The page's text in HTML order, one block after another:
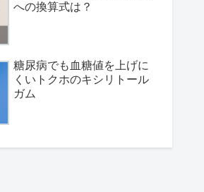
への換算式は？
糖尿病でも血糖値を上げに
くいトクホのキシリトール
ガム